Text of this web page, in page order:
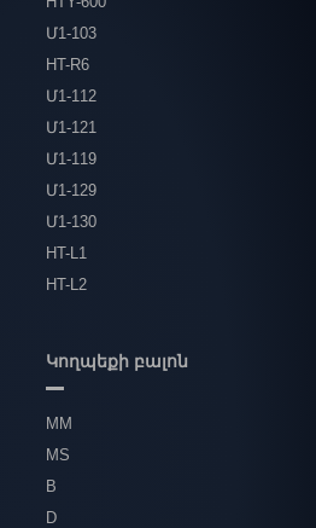
Մ1-103
HT-R6
Մ1-112
Մ1-121
Մ1-119
Մ1-129
Մ1-130
HT-L1
HT-L2
Կողպեքի բալոն
MM
MS
B
D